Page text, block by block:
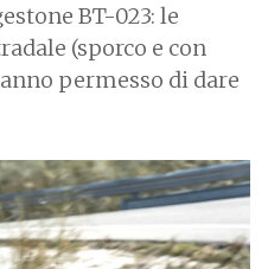
BT-023: le
(sporco e con
permesso di dare